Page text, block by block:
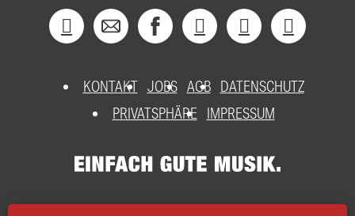
KONTAKT JOBS AGB DATENSCHUTZ
PRIVATSPHÄRE
IMPRESSUM